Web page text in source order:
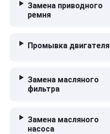
Замена приводного
ремня
Промывка двигателя
Замена масляного
фильтра
Замена масляного
насоса